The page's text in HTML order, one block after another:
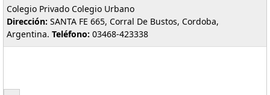
Colegio Privado Colegio Urbano
Dirección: SANTA FE 665, Corral De Bustos, Cordoba,
Argentina. Teléfono: 03468-423338